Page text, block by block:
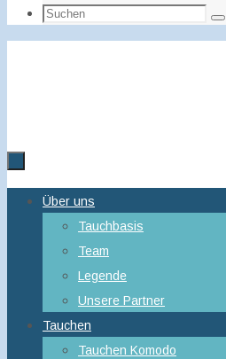
Suchen
nach:
Zum
springen
Über uns
Tauchbasis
Team
Legende
Unsere Partner
Tauchen
Tauchen Komodo